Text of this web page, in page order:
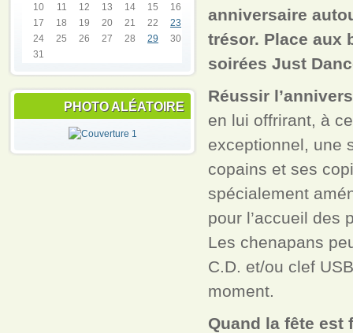
10
11 12 13 14 15
16
17
18 19 20 21 22
23
24
25 26 27 28 29
30
31
PHOTO ALÉATOIRE
anniversaire
trésor. Place aux
soirées Just
Réussir
en lui offrirant, à
exceptionnel, une
copains et ses
spécialement
pour l’accueil des
Les chenapans
C.D. et/ou clef
moment.
Quand la fête est